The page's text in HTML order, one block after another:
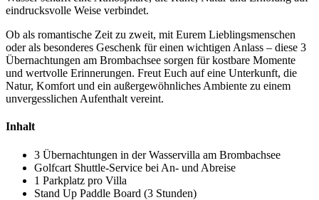
eindrucksvolle Weise verbindet.
Ob als romantische Zeit zu zweit, mit Eurem Lieblingsmenschen
oder als besonderes Geschenk für einen wichtigen Anlass – diese 3
Übernachtungen am Brombachsee sorgen für kostbare Momente
und wertvolle Erinnerungen. Freut Euch auf eine Unterkunft, die
Natur, Komfort und ein außergewöhnliches Ambiente zu einem
unvergesslichen Aufenthalt vereint.
Inhalt
3 Übernachtungen in der Wasservilla am Brombachsee
Golfcart Shuttle-Service bei An- und Abreise
1 Parkplatz pro Villa
Stand Up Paddle Board (3 Stunden)